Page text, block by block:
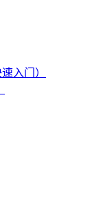
入门）